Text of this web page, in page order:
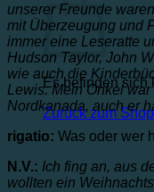
Es befinden sich
Zurück zum Shop
unserer Freunde
mit Überzeugung und
immer eine Leseratte
Hudson Taylor, John
wie auch die
Lewis. Mein Onkel
Nordkanada, auch er
rigatio: Was oder wer
N.V.: Ich fing an, aus
wollten ein